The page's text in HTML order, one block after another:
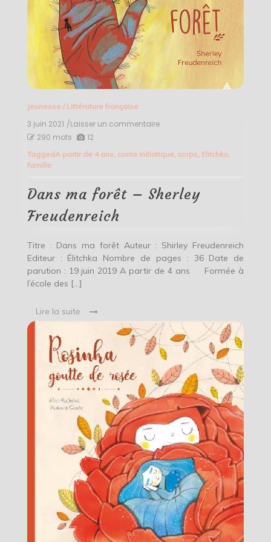
Jeunesse/ Littérature française
3 juin 2021 /Laisser un commentaireon
forêt
Freudenreich
290 mots 12
TaggedA partir de 4 ans, conte initiatique, corps, Elitchka,
famille
Dans ma forêt – Sherley
Freudenreich
Titre : Dans ma forêt Auteur : Shirley Freudenreich
Editeur : Élitchka Nombre de pages : 36 Date de
parution : 19 juin 2019 A partir de 4 ans Formée à
l’école des […]
Lire la suite